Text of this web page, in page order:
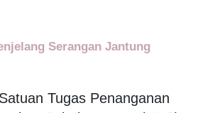
Serangan Jantung
Tugas Penanganan